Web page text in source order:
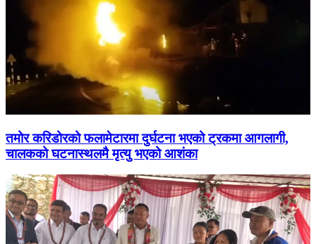
तमोर करिडोरको फलामेटारमा दुर्घटना भएको ट्रकमा आगलागी,
चालकको घटनास्थलमै मृत्यु भएको आशंका